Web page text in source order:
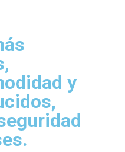
y